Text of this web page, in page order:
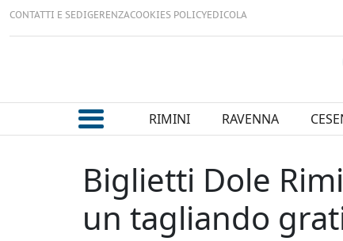
CONTATTI E SEDIGERENZACOOKIES POLICYEDICOLA
RIMINI RAVENNA
Biglietti Dole
un tagliando